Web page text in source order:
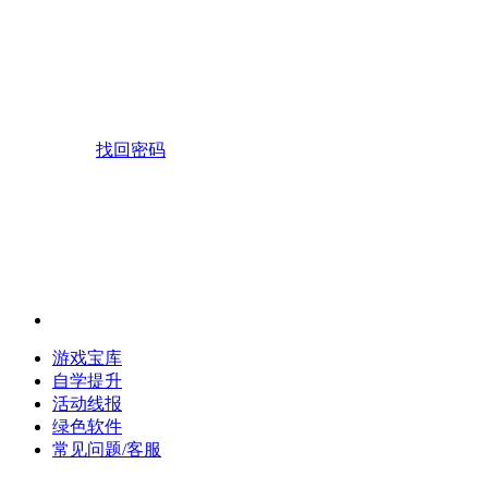
找回密码
游戏宝库
自学提升
活动线报
绿色软件
常见问题/客服